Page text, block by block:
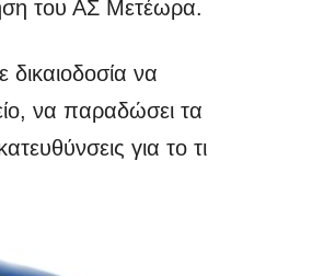
του ΑΣ Μετέωρα.
να
να παραδώσει τα
για το τι